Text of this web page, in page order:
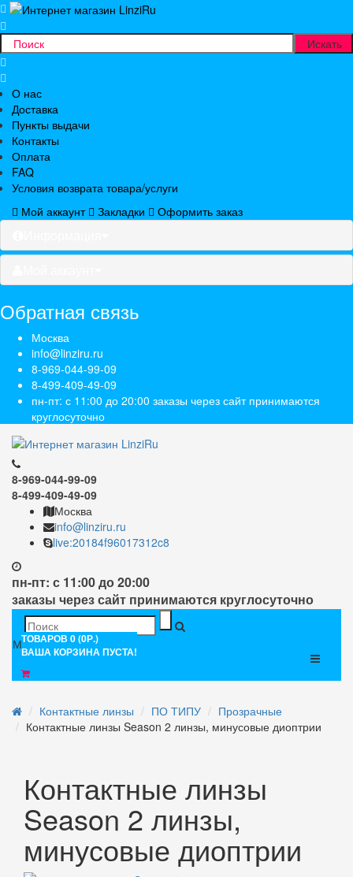
О нас
Доставка
Пункты выдачи
Контакты
Оплата
FAQ
Условия возврата товара/услуги
Мой аккаунт
Закладки Оформить заказ
Обратная связь
Москва
info@linziru.ru
8-969-044-99-09
8-499-409-49-09
пн-пт: с 11:00 до 20:00 заказы через сайт принимаются
круглосуточно
8-969-044-99-09
8-499-409-49-09
Москва
info@linziru.ru
live:20184f96017312c8
пн-пт: с 11:00 до 20:00
заказы через сайт принимаются круглосуточно
ТОВАРОВ 0 (0Р.)
ВАША КОРЗИНА ПУСТА!
Меню
Контактные линзы ПО ТИПУ
Прозрачные
Контактные линзы Season 2 линзы, минусовые диоптрии
Контактные линзы
Season 2 линзы,
минусовые диоптрии